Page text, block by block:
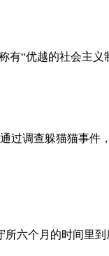
“优越的社会主
调查躲猫猫事
六个月的时间里